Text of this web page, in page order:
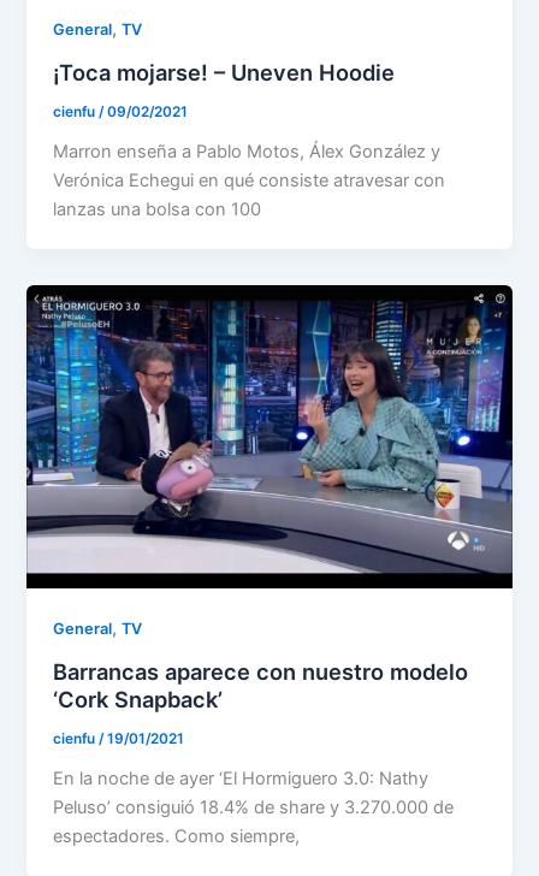
General,TV
¡Toca mojarse! – Uneven Hoodie
cienfu /09/02/2021
Marron enseña a Pablo Motos, Álex González y
Verónica Echegui en qué consiste atravesar con
lanzas una bolsa con 100
General,TV
Barrancas aparece con nuestro modelo
‘Cork Snapback’
cienfu/19/01/2021
En la noche de ayer ‘El Hormiguero 3.0: Nathy
Peluso’ consiguió 18.4% de share y 3.270.000 de
espectadores. Como siempre,